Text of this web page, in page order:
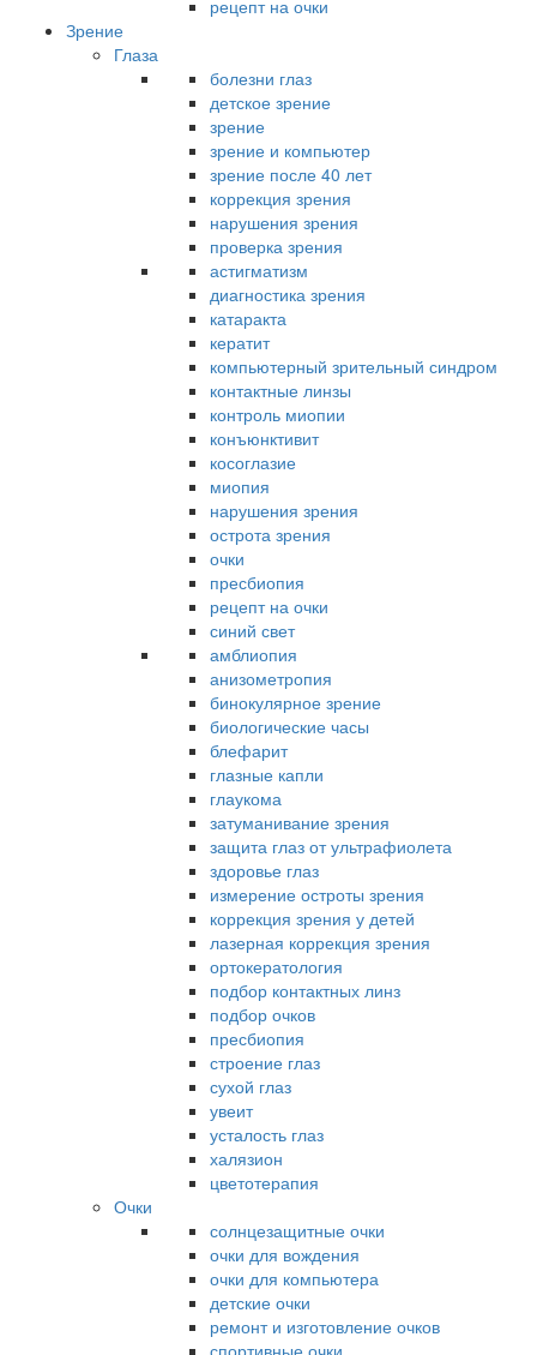
рецепт на очки
Зрение
Глаза
болезни глаз
детское зрение
зрение
зрение и компьютер
зрение после 40 лет
коррекция зрения
нарушения зрения
проверка зрения
астигматизм
диагностика зрения
катаракта
кератит
компьютерный зрительный синдром
контактные линзы
контроль миопии
конъюнктивит
косоглазие
миопия
нарушения зрения
острота зрения
очки
пресбиопия
рецепт на очки
синий свет
амблиопия
анизометропия
бинокулярное зрение
биологические часы
блефарит
глазные капли
глаукома
затуманивание зрения
защита глаз от ультрафиолета
здоровье глаз
измерение остроты зрения
коррекция зрения у детей
лазерная коррекция зрения
ортокератология
подбор контактных линз
подбор очков
пресбиопия
строение глаз
сухой глаз
увеит
усталость глаз
халязион
цветотерапия
Очки
солнцезащитные очки
очки для вождения
очки для компьютера
детские очки
ремонт и изготовление очков